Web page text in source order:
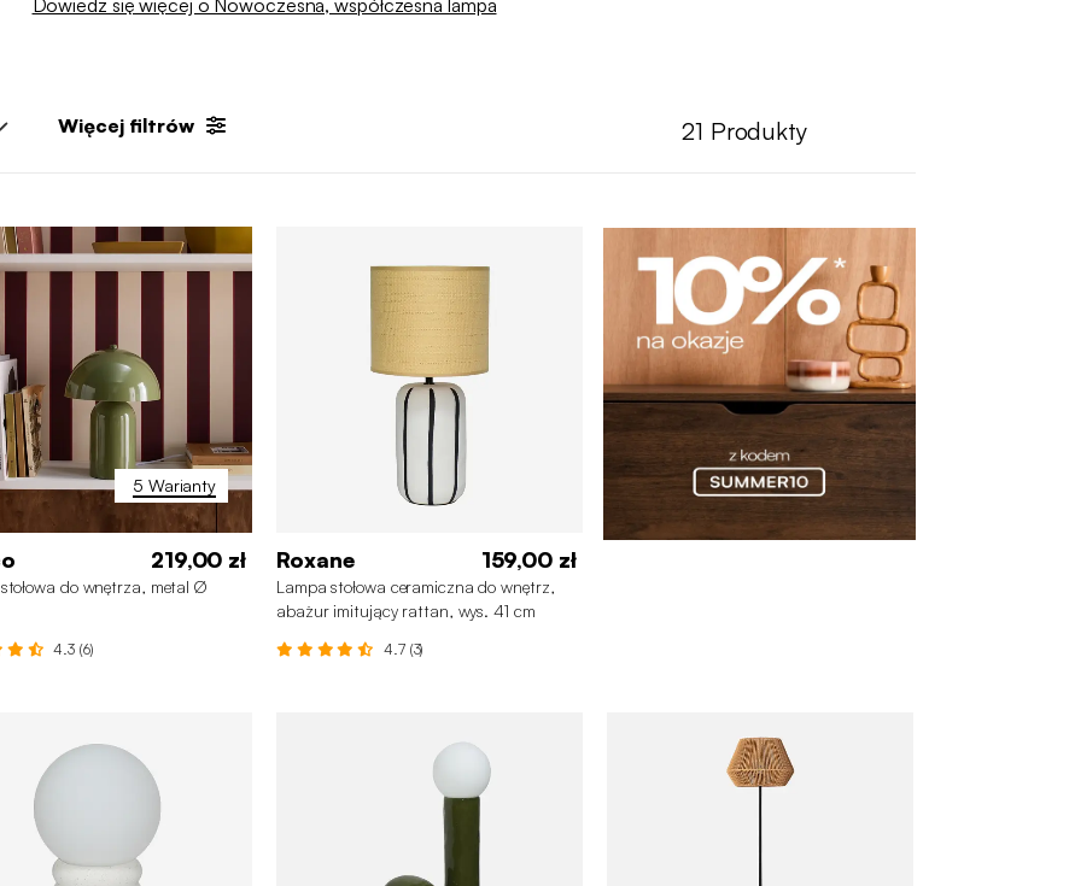
Więcej filtrów 21 Produkty
5 Warianty
219,00 zł
do wnętrza, metal Ø
4.3 (6)
Roxane 159,00 zł
Lampa stołowa ceramiczna do wnętrz,
abażur imitujący rattan, wys. 41 cm
4.7 (3)